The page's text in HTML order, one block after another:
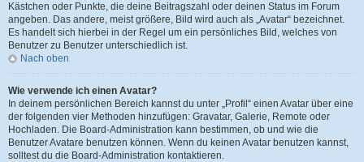
Kästchen oder Punkte, die deine Beitragszahl oder deinen Status im Forum
angeben. Das andere, meist größere, Bild wird auch als „Avatar“ bezeichnet.
Es handelt sich hierbei in der Regel um ein persönliches Bild, welches von
Benutzer zu Benutzer unterschiedlich ist.
Nach oben
Wie verwende ich einen Avatar?
In deinem persönlichen Bereich kannst du unter „Profil“ einen Avatar über eine
der folgenden vier Methoden hinzufügen: Gravatar, Galerie, Remote oder
Hochladen. Die Board-Administration kann bestimmen, ob und wie die
Benutzer Avatare benutzen können. Wenn du keinen Avatar benutzen kannst,
solltest du die Board-Administration kontaktieren.